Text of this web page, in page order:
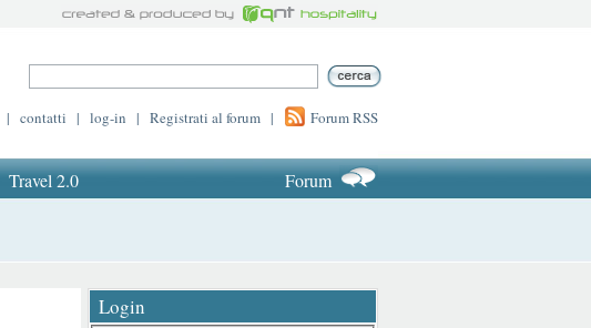
| contatti | log-in | Registrati al forum | Forum RSS
Travel 2.0 Forum
Login